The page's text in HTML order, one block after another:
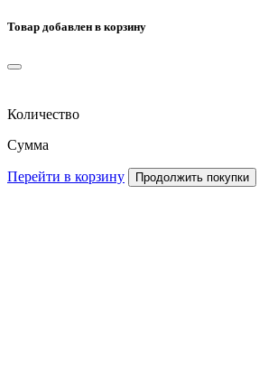
Товар добавлен в корзину
Количество
Сумма
Перейти в корзину Продолжить покупки